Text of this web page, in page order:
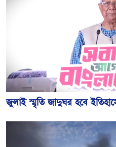
জুলাই স্মৃতি জাদুঘর হবে